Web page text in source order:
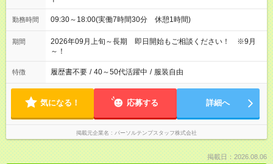
勤務時間 09:30～18:00(実働7時間30分 休憩1時間)
期間
2026年09月上旬～長期 即日開始もご相談ください！ ※9月
～！
特徴 履歴書不要 / 40～50代活躍中 / 服装自由
気になる！ 応募する 詳細へ
掲載元企業名 パーソルテンプスタッフ株式会社
掲載日：2026.08.06